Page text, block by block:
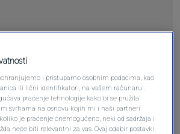
Pošalji komentar
i pristupamo osobnim podacima, kao
ili lični identifikatori, na vašem računaru .
praćenje tehnologije kako bi se pružila
svrhama na osnovu kojih mi i naši partneri
je praćenje onemogućeno, neki od sadržaja i
neće biti relevantni za vas. Ovaj odabir postavki